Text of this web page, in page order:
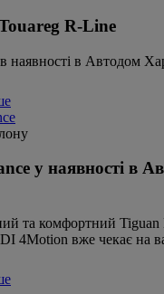
R-Line
наявності в Автодом
у наявності в
та комфортний Tiguan
4Motion вже чекає на